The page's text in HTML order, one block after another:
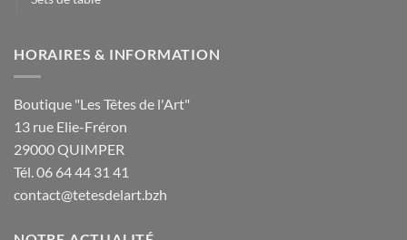
HORAIRES & INFORMATION
Boutique "Les Têtes de l'Art"
13 rue Elie-Fréron
29000 QUIMPER
Tél. 06 64 44 31 41
contact@tetesdelart.bzh